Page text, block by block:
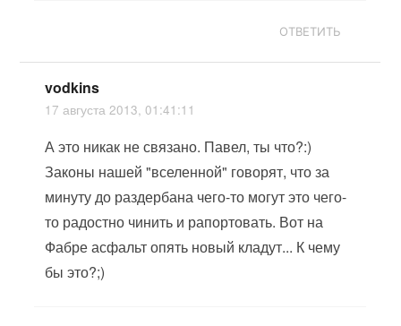
ОТВЕТИТЬ
vodkins
17 августа 2013, 01:41:11
А это никак не связано. Павел, ты что?:)
Законы нашей "вселенной" говорят, что за
минуту до раздербана чего-то могут это чего-
то радостно чинить и рапортовать. Вот на
Фабре асфальт опять новый кладут... К чему
бы это?;)